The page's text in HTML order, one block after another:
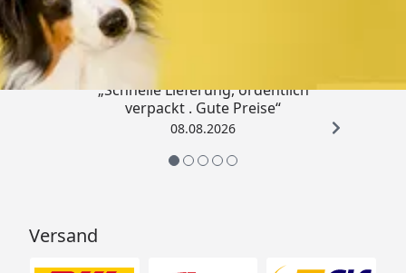
„Schnelle Lieferung, ordentlich
verpackt . Gute Preise“
08.08.2026
Versand